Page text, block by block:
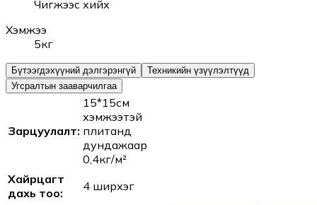
Чигжээс хийх
Хэмжээ
5кг
Бүтээгдэхүүний дэлгэрэнгүй
Техникийн үзүүлэлтүүд
Угсралтын зааварчилгаа
Зарцуулалт:
15*15см
хэмжээтэй
плитанд
дундажаар
0,4кг/м²
Хайрцагт
дахь тоо:
4 ширхэг